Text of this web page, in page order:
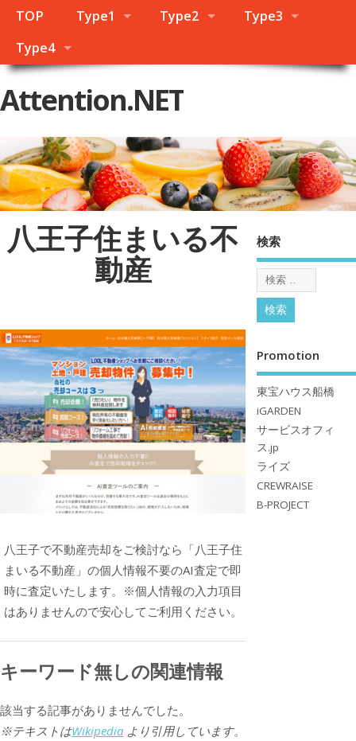
TOP Type1 Type2
Type3
Type4
Attention.NET
八王子住まいる不
動産
八王子で不動産売却をご検討なら「八王子住
まいる不動産」の個人情報不要のAI査定で即
時に査定いたします。※個人情報の入力項目
はありませんので安心してご利用ください。
キーワード無しの関連情報
該当する記事がありませんでした。
※テキストはWikipedia より引用しています。
検索
Promotion
東宝ハウス船橋
iGARDEN
サービスオフィ
ス.jp
ライズ
CREWRAISE
B-PROJECT